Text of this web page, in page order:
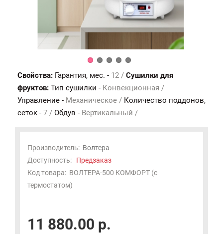
Свойства: Гарантия, мес. - 12 / Сушилки для
фруктов: Тип сушилки - Конвекционная /
Управление - Механическое / Количество поддонов,
сеток - 7 / Обдув - Вертикальный /
Производитель: Волтера
Доступность: Предзаказ
Код товара: ВОЛТЕРА-500 КОМФОРТ (с
термостатом)
11 880.00 р.